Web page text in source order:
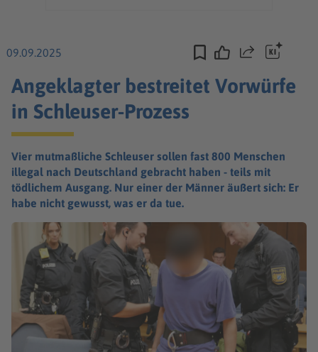
09.09.2025 Teilen
Angeklagter bestreitet Vorwürfe
in Schleuser-Prozess
Vier mutmaßliche Schleuser sollen fast 800 Menschen
illegal nach Deutschland gebracht haben - teils mit
tödlichem Ausgang. Nur einer der Männer äußert sich: Er
habe nicht gewusst, was er da tue.